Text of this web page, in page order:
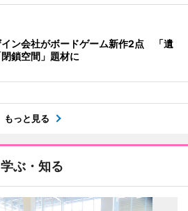
イン会社がボードゲーム新作2点 「遺
鎖空間」題材に
もっと見る
学ぶ・知る